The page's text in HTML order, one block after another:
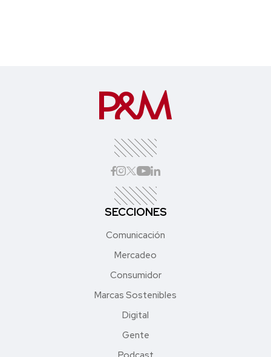
SECCIONES
Comunicación
Mercadeo
Consumidor
Marcas Sostenibles
Digital
Gente